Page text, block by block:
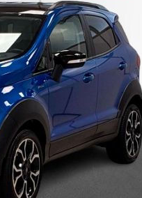
Ofertas
Cuota